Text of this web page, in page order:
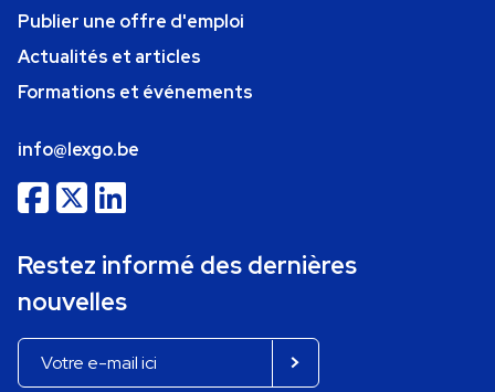
Publier une offre d'emploi
Actualités et articles
Formations et événements
info@lexgo.be
Restez informé des dernières
nouvelles